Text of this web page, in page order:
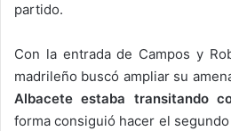
partido.
Con la entrada de Campos y
madrileño buscó ampliar su
Albacete estaba transitando
forma consiguió hacer el